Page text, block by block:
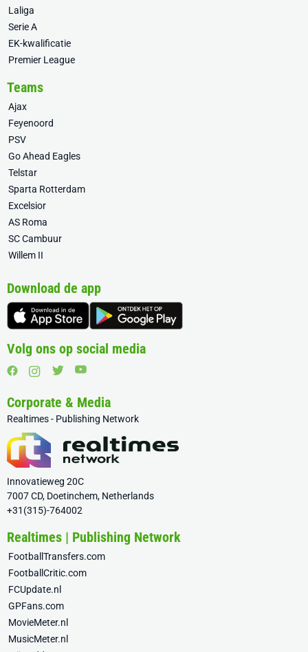
Laliga
Serie A
EK-kwalificatie
Premier League
Teams
Ajax
Feyenoord
PSV
Go Ahead Eagles
Telstar
Sparta Rotterdam
Excelsior
AS Roma
SC Cambuur
Willem II
Download de app
Volg ons op social media
Corporate & Media
Realtimes - Publishing Network
Innovatieweg 20C
7007 CD, Doetinchem, Netherlands
+31(315)-764002
Realtimes | Publishing Network
FootballTransfers.com
FootballCritic.com
FCUpdate.nl
GPFans.com
MovieMeter.nl
MusicMeter.nl